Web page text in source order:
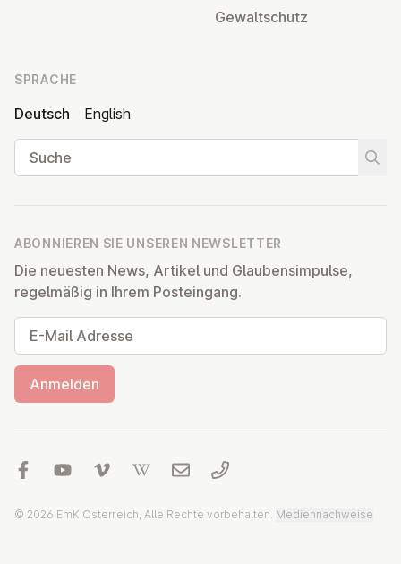
Ge­walt­schutz
SPRACHE
Deutsch
English
Suche
ABONNIEREN SIE UNSEREN NEWSLETTER
Die neuesten News, Artikel und Glaubensimpulse,
regelmäßig in Ihrem Posteingang.
E-Mail Adresse
Anmelden
© 2026 EmK Österreich, Alle Rechte vorbehalten. Mediennachweise